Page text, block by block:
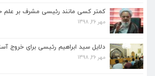
کمتر کسی مانند رئیسی مشرف بر علم
مهر 26, 1398
دلایل سید ابراهیم رئیسی برای خروج
مهر 26, 1398
کمتر کسی مانند رئیسی مشرف بر علم حقوق و
دلایل سید ابراهیم رئیسی برای خروج آستان قدس ا...